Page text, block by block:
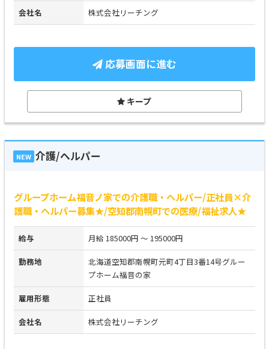
会社名 株式会社リーチング
応募画面に進む
キープ
NEW 介護/ヘルパー
グループホーム福音ノ家での介護職・ヘルパー/正社員×介
護職・ヘルパー募集★/空知郡南幌町での医療/福祉求人★
給与 月給 185000円 ～ 195000円
勤務地
北海道空知郡南幌町元町4丁目3番14号グルー
プホーム福音の家
雇用形態 正社員
会社名 株式会社リーチング